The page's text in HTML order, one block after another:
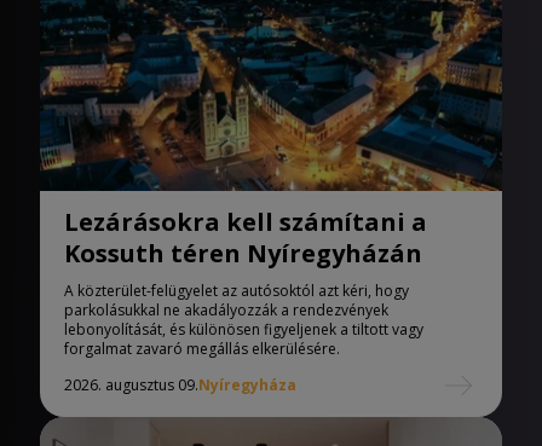
Lezárásokra kell számítani a
Kossuth téren Nyíregyházán
A közterület-felügyelet az autósoktól azt kéri, hogy
parkolásukkal ne akadályozzák a rendezvények
lebonyolítását, és különösen figyeljenek a tiltott vagy
forgalmat zavaró megállás elkerülésére.
2026. augusztus 09.Nyíregyháza